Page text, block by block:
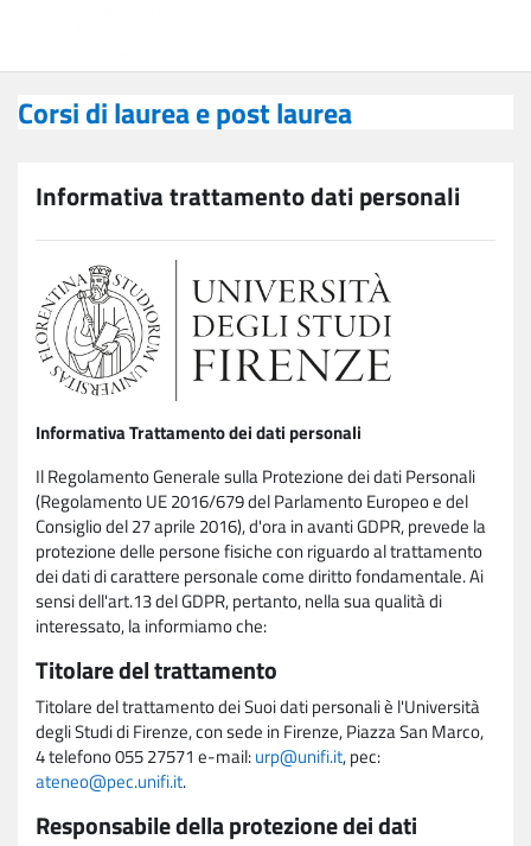
Corsi di laurea e post laurea
Informativa trattamento dati personali
Informativa Trattamento dei dati personali
Il Regolamento Generale sulla Protezione dei dati Personali
(Regolamento UE 2016/679 del Parlamento Europeo e del
Consiglio del 27 aprile 2016), d'ora in avanti GDPR, prevede la
protezione delle persone fisiche con riguardo al trattamento
dei dati di carattere personale come diritto fondamentale. Ai
sensi dell'art.13 del GDPR, pertanto, nella sua qualità di
interessato, la informiamo che:
Titolare del trattamento
Titolare del trattamento dei Suoi dati personali è l'Università
degli Studi di Firenze, con sede in Firenze, Piazza San Marco,
4 telefono 055 27571 e-mail:urp@unifi.it, pec:
ateneo@pec.unifi.it.
Responsabile della protezione dei dati